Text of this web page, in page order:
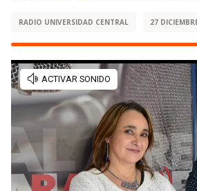
RADIO UNIVERSIDAD CENTRAL 27